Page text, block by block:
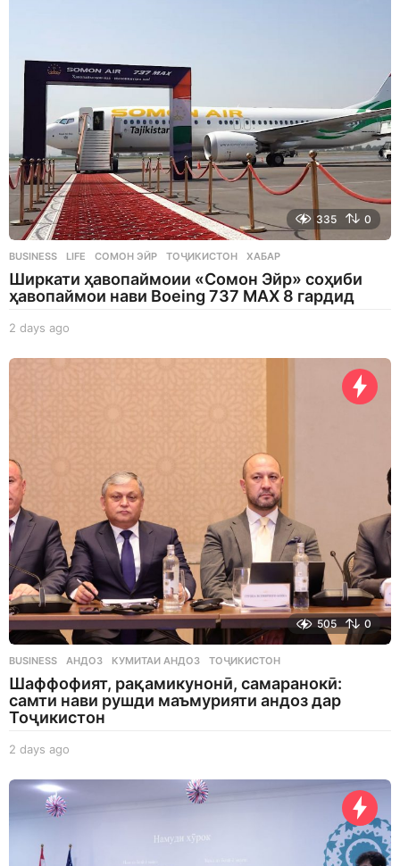
335 0
BUSINESS ,LIFE СОМОН ЭЙР ,ТОҶИКИСТОН ,ХАБАР
Ширкати ҳавопаймоии «Сомон Эйр» соҳиби
ҳавопаймои нави Boeing 737 MAX 8 гардид
2 days ago
a
505 0
BUSINESS АНДОЗ ,КУМИТАИ АНДОЗ ,ТОҶИКИСТОН
Шаффофият, рақамикунонӣ, самаранокӣ:
самти нави рушди маъмурияти андоз дар
Тоҷикистон
2 days ago
a
g